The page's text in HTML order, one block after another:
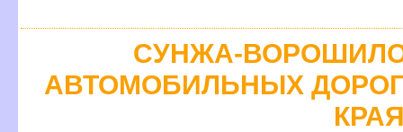
СУНЖА-
АВТОМОБИЛЬНЫХ